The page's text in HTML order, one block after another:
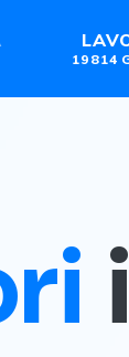
19814